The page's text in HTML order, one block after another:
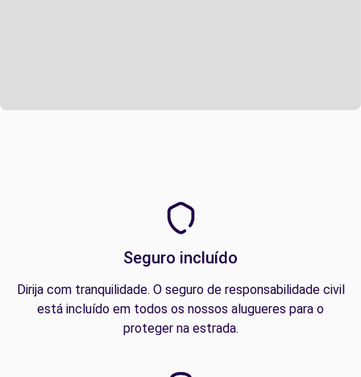
Seguro incluído
Dirija com tranquilidade. O seguro de responsabilidade civil
está incluído em todos os nossos alugueres para o
proteger na estrada.